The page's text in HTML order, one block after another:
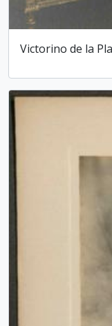
Victorino de la